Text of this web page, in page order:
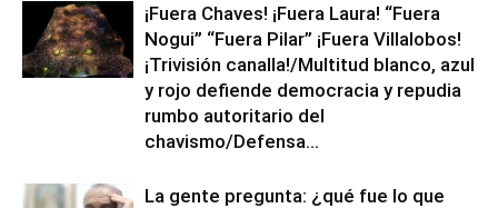
¡Fuera Chaves! ¡Fuera Laura! “Fuera
Nogui” “Fuera Pilar” ¡Fuera Villalobos!
¡Trivisión canalla!/Multitud blanco, azul
y rojo defiende democracia y repudia
rumbo autoritario del
chavismo/Defensa...
La gente pregunta: ¿qué fue lo que